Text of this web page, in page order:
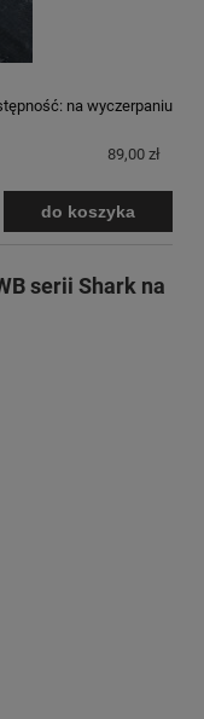
na wyczerpaniu
89,00 zł
do koszyka
serii Shark na